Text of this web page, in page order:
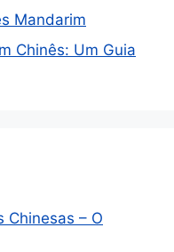
Mandarim
Chinês: Um Guia
Chinesas – O